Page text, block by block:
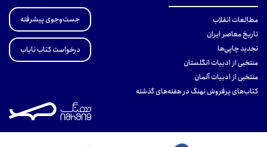
مطالعات انقلاب
تاریخ معاصر ایران
تجدید چاپی‌ها
منتخبی از ادبیات انگلستان
منتخبی از ادبیات آلمان
کتاب‌های پرفروش نهنگ در هفته‌های گذشته
جست‌وجوی پیشرفته
درخواست کتاب نایاب